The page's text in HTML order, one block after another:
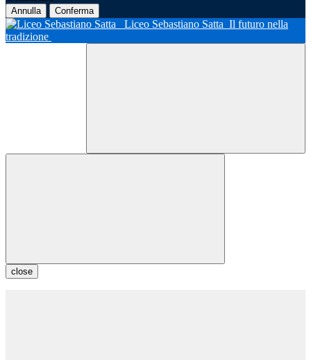
Annulla Conferma
Liceo Sebastiano Satta Il futuro nella
tradizione
close